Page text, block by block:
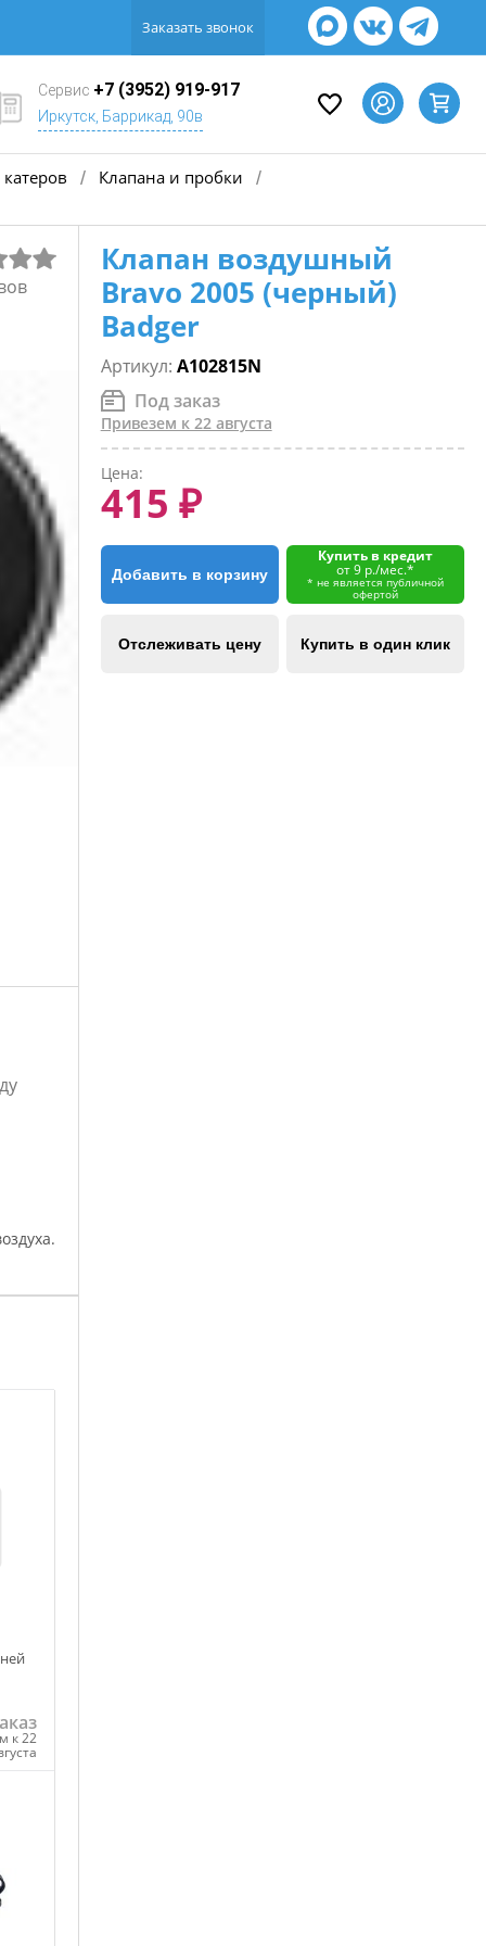
Заказать звонок
Сервис +7 (3952) 919-917
Иркутск, Баррикад, 90в
/ Клапана и пробки /
к 22
Клапан воздушный
Bravo 2005 (черный)
Badger
Артикул: A102815N
Под заказ
Привезем к 22 августа
Цена:
415 ₽
Добавить в корзину
Купить в кредит
от 9 р./мес.*
* не является публичной
офертой
Отслеживать цену Купить в один клик